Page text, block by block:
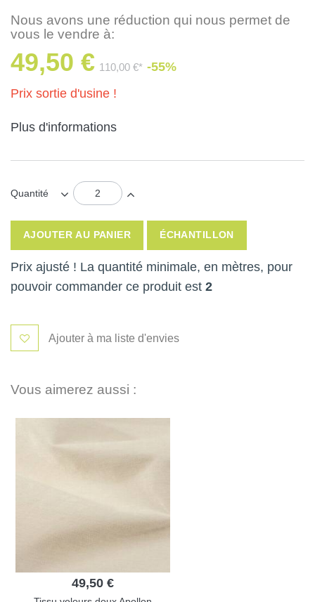
Nous avons une réduction qui nous permet de
vous le vendre à:
49,50 € 110,00 €* -55%
Prix sortie d'usine !
Plus d'informations
Quantité
AJOUTER AU PANIER ÉCHANTILLON
Prix ajusté ! La quantité minimale, en mètres, pour
pouvoir commander ce produit est 2
Ajouter à ma liste d'envies
Vous aimerez aussi :
49,50 €